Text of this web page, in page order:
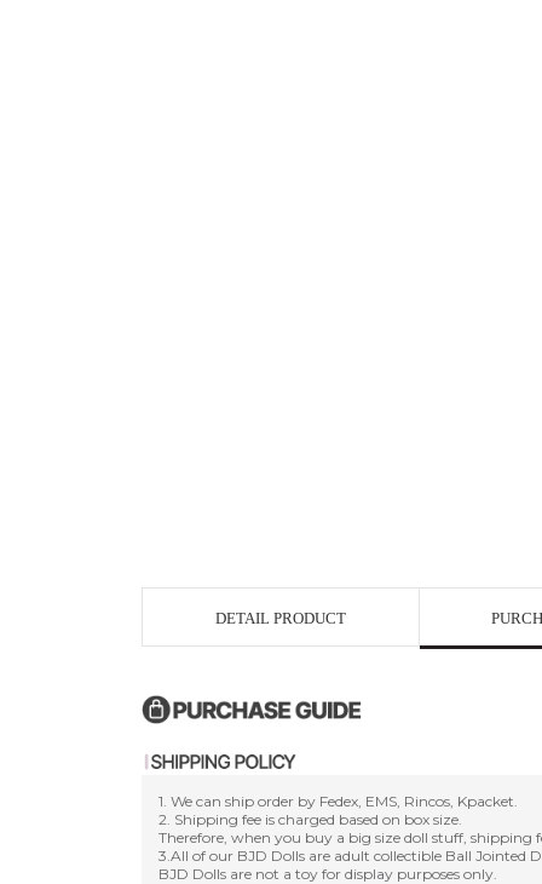
DETAIL PRODUCT
1. We can ship order by Fedex, EMS, Rincos, Kpacket.
2. Shipping fee is charged based on box size.
Therefore, when you buy a big size doll stuff, shipping
3.All of our BJD Dolls are adult collectible Ball Jointed
BJD Dolls are not a toy for display purposes only.